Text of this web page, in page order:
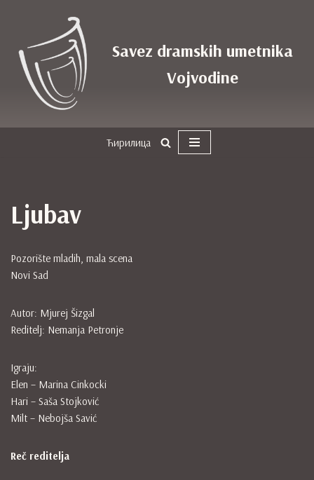
na
sadržaj
Savez dramskih umetnika
Vojvodine
Ћирилица
Ljubav
Pozorište mladih, mala scena
Novi Sad
Autor: Mjurej Šizgal
Reditelj: Nemanja Petronje
Igraju:
Elen – Marina Cinkocki
Hari – Saša Stojković
Milt – Nebojša Savić
Reč reditelja